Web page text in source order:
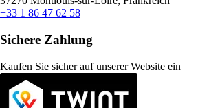
+33 1 86 47 62 58
Sichere Zahlung
Kaufen Sie sicher auf unserer Website ein